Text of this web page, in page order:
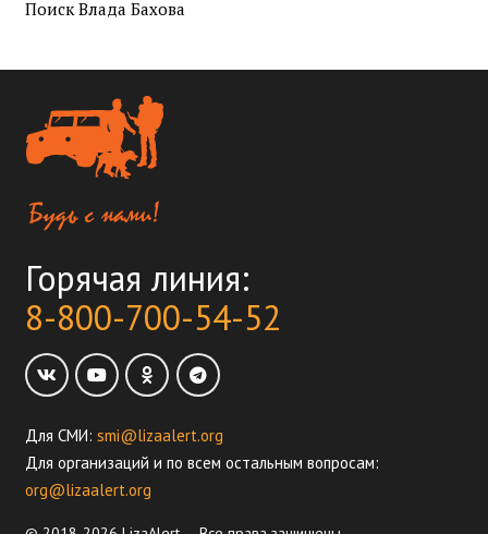
Поиск Влада Бахова
Горячая линия:
8-800-700-54-52
Для СМИ: smi@lizaalert.org
Для организаций и по всем остальным вопросам:
org@lizaalert.org